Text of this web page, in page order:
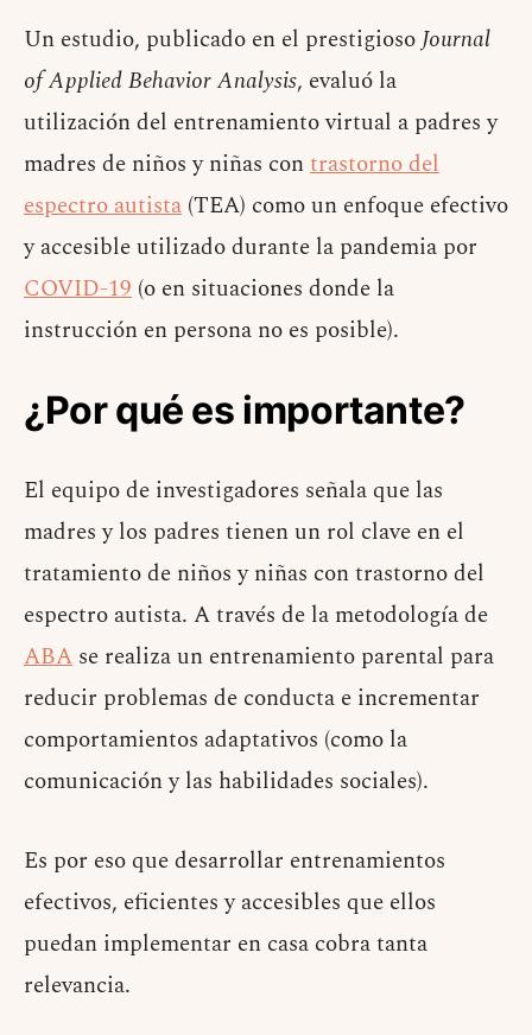
Un estudio, publicado en el prestigiosoJournal
of Applied Behavior Analysis, evaluó la
utilización del entrenamiento virtual a padres y
madres de niños y niñas contrastorno del
espectro autista (TEA) como un enfoque efectivo
y accesible utilizado durante la pandemia por
COVID-19 (o en situaciones donde la
instrucción en persona no es posible).
¿Por qué es importante?
El equipo de investigadores señala que las
madres y los padres tienen un rol clave en el
tratamiento de niños y niñas con trastorno del
espectro autista. A través de la metodología de
ABA se realiza un entrenamiento parental para
reducir problemas de conducta e incrementar
comportamientos adaptativos (como la
comunicación y las habilidades sociales).
Es por eso que desarrollar entrenamientos
efectivos, eficientes y accesibles que ellos
puedan implementar en casa cobra tanta
relevancia.